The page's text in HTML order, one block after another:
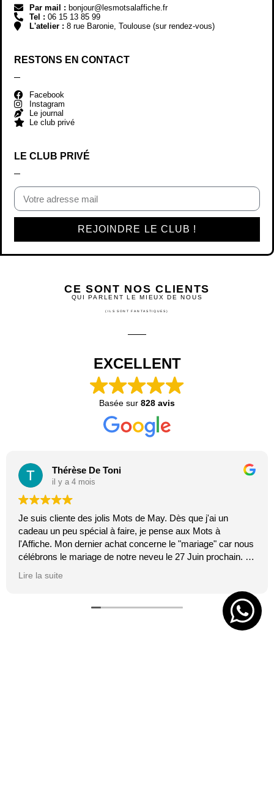
Par mail : bonjour@lesmotsalaffiche.fr
Tel : 06 15 13 85 99
L'atelier : 8 rue Baronie, Toulouse (sur rendez-vous)
RESTONS EN CONTACT
Facebook
Instagram
Le journal
Le club privé
LE CLUB PRIVÉ
REJOINDRE LE CLUB !
CE SONT NOS CLIENTS
QUI PARLENT LE MIEUX DE NOUS
(ILS SONT FANTASTIQUES)
EXCELLENT
Basée sur 828 avis
Thérèse De Toni
il y a 4 mois
Je suis cliente des jolis Mots de May. Dès que j'ai un
cadeau un peu spécial à faire, je pense aux Mots à
l'Affiche. Mon dernier achat concerne le "mariage" car nous
célébrons le mariage de notre neveu le 27 Juin prochain. Je
suis toujours certaine que les affiches de Mai feront plaisir.
Lire la suite